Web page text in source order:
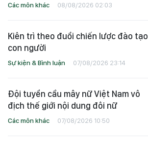
Các môn khác 08/08/2026 02:03
Kiên trì theo đuổi chiến lược đào tạo
con người
Sự kiện & Bình luận 07/08/2026 23:14
Đội tuyển cầu mây nữ Việt Nam vô
địch thế giới nội dung đôi nữ
Các môn khác 07/08/2026 10:50